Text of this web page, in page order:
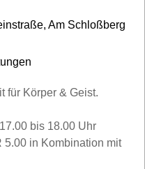
, Am Schloßberg
für Körper & Geist.
bis 18.00 Uhr
5.00 in Kombination mit